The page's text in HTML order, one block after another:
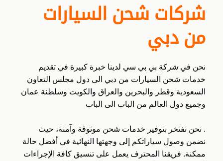
شركات شحن السيارات
من دبي
نحن في شركة بي بي سي لدينا خبرة كبيرة في تقديم
خدمات شحن السيارات من دبي الى دول مجلس التعاون
السعودية وقطر والبحرين والعراق والكويت وسلطنة عمان
وجميع دول العالم من الباب الى الباب
. نحن نفتخر بتوفير خدمات شحن موثوقة وآمنة، حيث
نضمن وصول سياراتكم إلى وجهتها النهائية في أفضل حالة
ممكنة. فريقنا المحترف يعمل على تنسيق كافة الإجراءات